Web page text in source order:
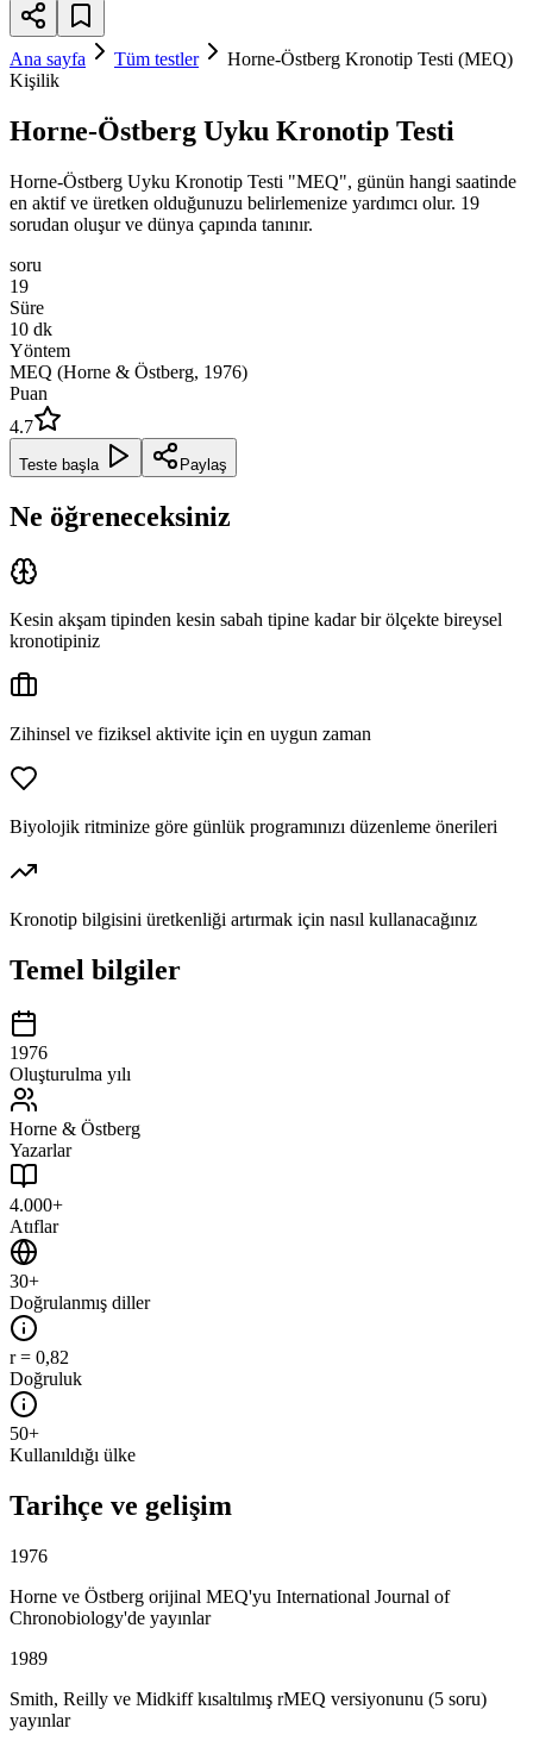
Ana sayfa Tüm testler
Horne-Östberg Kronotip Testi (MEQ)
Kişilik
Horne-Östberg Uyku Kronotip Testi
Horne-Östberg Uyku Kronotip Testi "MEQ", günün hangi saatinde
en aktif ve üretken olduğunuzu belirlemenize yardımcı olur. 19
sorudan oluşur ve dünya çapında tanınır.
soru
19
Süre
10 dk
Yöntem
MEQ (Horne & Östberg, 1976)
Puan
4.7
Teste başla Paylaş
Ne öğreneceksiniz
Kesin akşam tipinden kesin sabah tipine kadar bir ölçekte bireysel
kronotipi​niz
Zihinsel ve fiziksel aktivite için en uygun zaman
Biyolojik ritminize göre günlük programınızı düzenleme önerileri
Kronotip bilgisini üretkenliği artırmak için nasıl kullanacağınız
Temel bilgiler
1976
Oluşturulma yılı
Horne & Östberg
Yazarlar
4.000+
Atıflar
30+
Doğrulanmış diller
r = 0,82
Doğruluk
50+
Kullanıldığı ülke
Tarihçe ve gelişim
1976
Horne ve Östberg orijinal MEQ'yu International Journal of
Chronobiology'de yayınlar
1989
Smith, Reilly ve Midkiff kısaltılmış rMEQ versiyonunu (5 soru)
yayınlar